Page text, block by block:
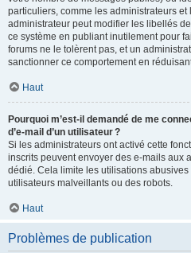
particuliers, comme les administrateurs
administrateur peut modifier les libellés
ce système en publiant inutilement pour
forums ne le tolèrent pas, et un
sanctionner ce comportement en
Haut
Pourquoi m’est-il demandé de me
d’e-mail d’un utilisateur ?
Si les administrateurs ont activé cette
inscrits peuvent envoyer des e-mails aux
dédié. Cela limite les utilisations abusives
utilisateurs malveillants ou des robots.
Haut
Problèmes de publication